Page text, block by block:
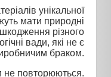
унікальної
мати природні
різного
вади, які не є
браком.
не повторюються.